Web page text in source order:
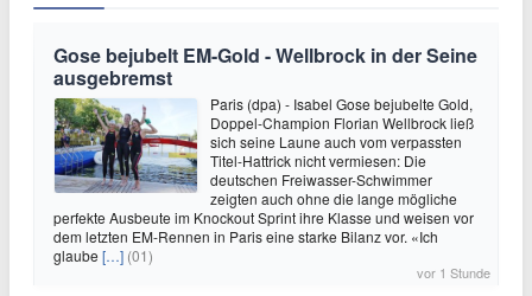
Gose bejubelt EM-Gold - Wellbrock in der Seine
ausgebremst
Paris (dpa) - Isabel Gose bejubelte Gold,
Doppel-Champion Florian Wellbrock ließ
sich seine Laune auch vom verpassten
Titel-Hattrick nicht vermiesen: Die
deutschen Freiwasser-Schwimmer
zeigten auch ohne die lange mögliche
perfekte Ausbeute im Knockout Sprint ihre Klasse und weisen vor
dem letzten EM-Rennen in Paris eine starke Bilanz vor. «Ich
glaube […] (01)
vor 1 Stunde